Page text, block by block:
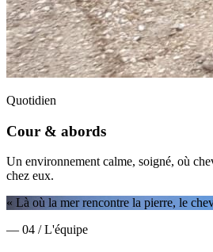
Quotidien
Cour & abords
Un environnement calme, soigné, où
chez eux.
« Là où la mer rencontre la pierre, le
— 04 / L'équipe